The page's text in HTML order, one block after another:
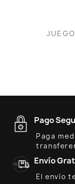
Pago
Paga
Envío
El envío